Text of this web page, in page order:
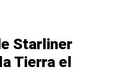
Starliner
Tierra el